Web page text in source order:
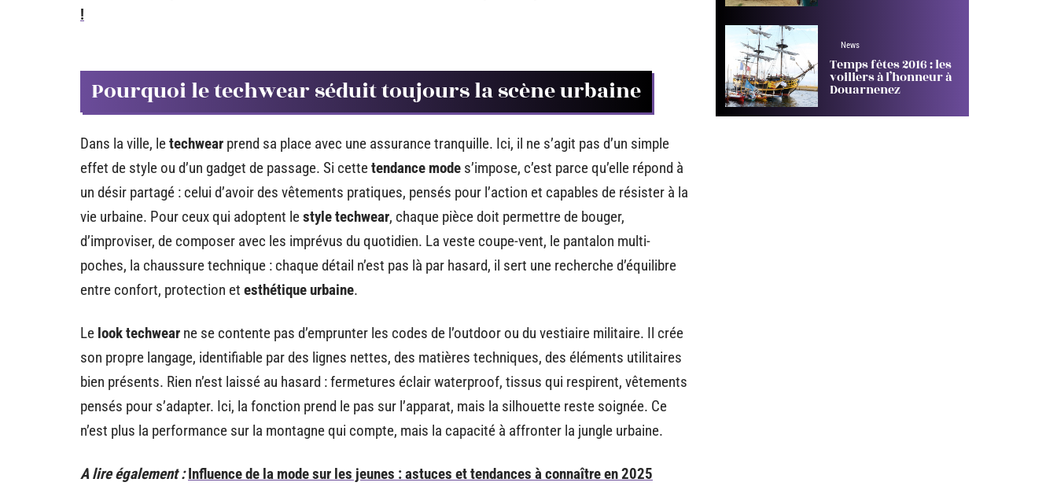
!
Pourquoi le techwear séduit toujours la scène urbaine
Dans la ville, letechwear prend sa place avec une assurance tranquille. Ici, il ne s’agit pas d’un simple
effet de style ou d’un gadget de passage. Si cettetendance mode s’impose, c’est parce qu’elle répond à
un désir partagé : celui d’avoir des vêtements pratiques, pensés pour l’action et capables de résister à la
vie urbaine. Pour ceux qui adoptent lestyle techwear, chaque pièce doit permettre de bouger,
d’improviser, de composer avec les imprévus du quotidien. La veste coupe-vent, le pantalon multi-
poches, la chaussure technique : chaque détail n’est pas là par hasard, il sert une recherche d’équilibre
entre confort, protection et esthétique urbaine.
Le look techwear ne se contente pas d’emprunter les codes de l’outdoor ou du vestiaire militaire. Il crée
son propre langage, identifiable par des lignes nettes, des matières techniques, des éléments utilitaires
bien présents. Rien n’est laissé au hasard : fermetures éclair waterproof, tissus qui respirent, vêtements
pensés pour s’adapter. Ici, la fonction prend le pas sur l’apparat, mais la silhouette reste soignée. Ce
n’est plus la performance sur la montagne qui compte, mais la capacité à affronter la jungle urbaine.
A lire également : Influence de la mode sur les jeunes : astuces et tendances à connaître en 2025
News
Temps fêtes 2016 : les
voiliers à l’honneur à
Douarnenez